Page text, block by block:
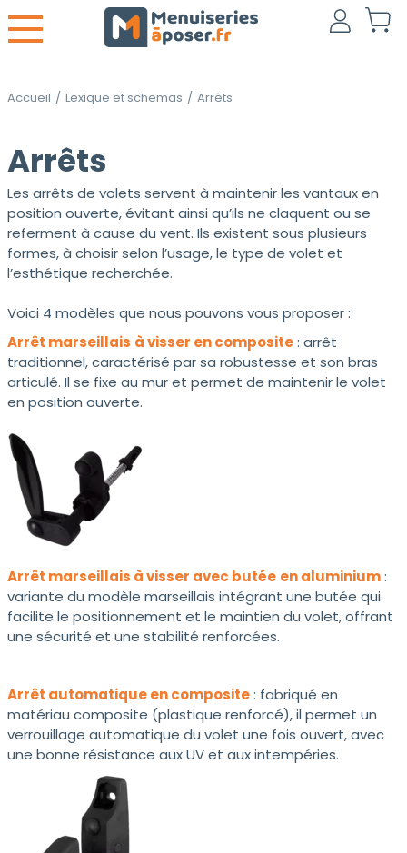
Accueil / Lexique et schemas / Arrêts
Arrêts
Les arrêts de volets servent à maintenir les vantaux en
position ouverte, évitant ainsi qu’ils ne claquent ou se
referment à cause du vent. Ils existent sous plusieurs
formes, à choisir selon l’usage, le type de volet et
l’esthétique recherchée.
Voici 4 modèles que nous pouvons vous proposer :
Arrêt marseillais à visser en composite: arrêt
traditionnel, caractérisé par sa robustesse et son bras
articulé. Il se fixe au mur et permet de maintenir le volet
en position ouverte.
Arrêt marseillais à visser avec butée en aluminium:
variante du modèle marseillais intégrant une butée qui
facilite le positionnement et le maintien du volet, offrant
une sécurité et une stabilité renforcées.
Arrêt automatique en composite: fabriqué en
matériau composite (plastique renforcé), il permet un
verrouillage automatique du volet une fois ouvert, avec
une bonne résistance aux UV et aux intempéries.